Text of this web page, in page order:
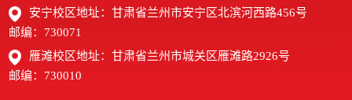
安宁校区地址：甘肃省兰州市安宁区北滨河西路456号
邮编：730071
雁滩校区地址：甘肃省兰州市城关区雁滩路2926号
邮编：730010